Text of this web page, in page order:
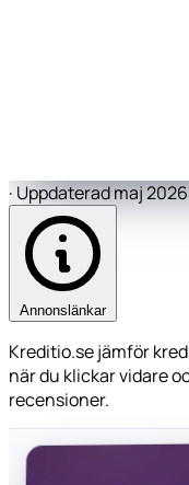
· Uppdaterad maj 2026
Annonslänkar
Kreditio.se jämför
när du klickar vidare
recensioner.